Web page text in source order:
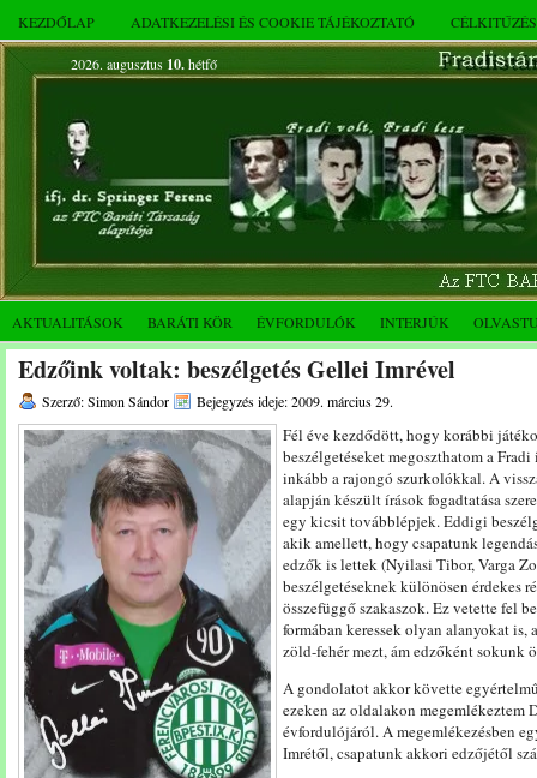
KEZDŐLAP ADATKEZELÉSI ÉS COOKIE TÁJÉKOZTATÓ
2026. augusztus 10.hétfő
AKTUALITÁSOK BARÁTI KÖR ÉVFORDULÓK INTERJÚK
Edzőink voltak: beszélgetés Gellei Imrével
Szerző: Simon Sándor Bejegyzés ideje: 2009. március 29.
Fél éve kezdődött, hogy korábbi
beszélgetéseket megoszthatom a
inkább a rajongó szurkolókkal. A
alapján készült írások fogadtatása
egy kicsit továbblépjek. Eddigi
akik amellett, hogy csapatunk
edzők is lettek (Nyilasi Tibor, Varga
beszélgetéseknek különösen érdekes
összefüggő szakaszok. Ez vetette fel
formában keressek olyan alanyokat
zöld-fehér mezt, ám edzőként sokunk
A gondolatot akkor követte
ezeken az oldalakon megemlékeztem
évfordulójáról. A megemlékezésben
Imrétől, csapatunk akkori edzőjétől